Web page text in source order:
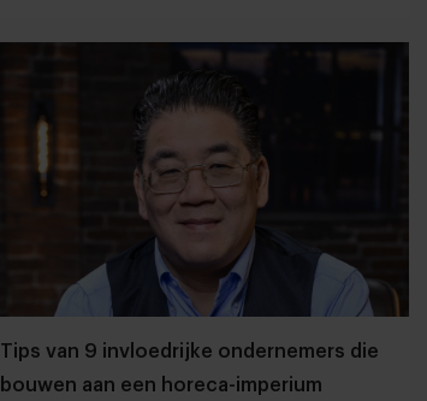
Tips van 9 invloedrijke ondernemers die
bouwen aan een horeca-imperium